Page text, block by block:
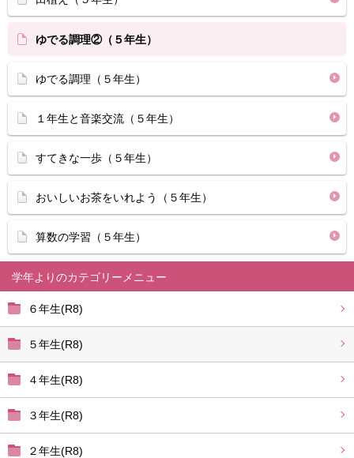
学年より
６年生(R8)
５年生(R8)
４年生(R8)
３年生(R8)
２年生(R8)
ゆでる調理②（５年生）
ゆでる調理（５年生）
１年生と音楽交流（５年生）
すてきな一歩（５年生）
おいしいお茶をいれよう（５年生）
算数の学習（５年生）